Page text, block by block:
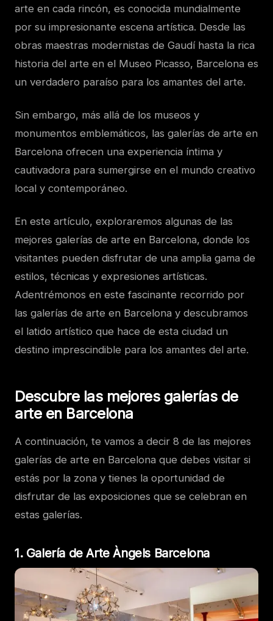
arte en cada rincón, es conocida mundialmente
por su impresionante escena artística. Desde las
obras maestras modernistas de Gaudí hasta la rica
historia del arte en el Museo Picasso, Barcelona es
un verdadero paraíso para los amantes del arte.
Sin embargo, más allá de los museos y
monumentos emblemáticos, las galerías de arte en
Barcelona ofrecen una experiencia íntima y
cautivadora para sumergirse en el mundo creativo
local y contemporáneo.
En este artículo, exploraremos algunas de las
mejores galerías de arte en Barcelona, donde los
visitantes pueden disfrutar de una amplia gama de
estilos, técnicas y expresiones artísticas.
Adentrémonos en este fascinante recorrido por
las galerías de arte en Barcelona y descubramos
el latido artístico que hace de esta ciudad un
destino imprescindible para los amantes del arte.
Descubre las mejores galerías de
arte en Barcelona
A continuación, te vamos a decir 8 de las mejores
galerías de arte en Barcelona que debes visitar si
estás por la zona y tienes la oportunidad de
disfrutar de las exposiciones que se celebran en
estas galerías.
1. Galería de Arte Àngels Barcelona